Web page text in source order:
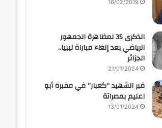
16/02/2019
الذكرى 35 لمظاهرة الجمهور
الرياضي بعد إلغاء مباراة ليبيا..
الجزائر
21/01/2024
قبر الشهيد “كعبار” في مقبرة أبو
اعليم بمصراتة
13/01/2024